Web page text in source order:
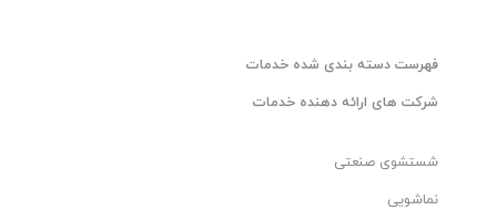
فهرست دسته بندی شده خدمات
شرکت های ارائه دهنده خدمات
شستشوی صنعتی
نماشویی